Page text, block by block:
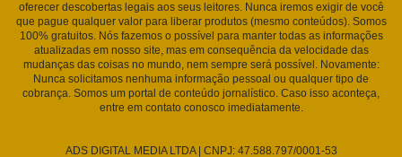
oferecer descobertas legais aos seus leitores. Nunca iremos exigir de você
que pague qualquer valor para liberar produtos (mesmo conteúdos). Somos
100% gratuitos. Nós fazemos o possível para manter todas as informações
atualizadas em nosso site, mas em consequência da velocidade das
mudanças das coisas no mundo, nem sempre será possível. Novamente:
Nunca solicitamos nenhuma informação pessoal ou qualquer tipo de
cobrança. Somos um portal de conteúdo jornalístico. Caso isso aconteça,
entre em contato conosco imediatamente.
ADS DIGITAL MEDIA LTDA | CNPJ: 47.588.797/0001-53